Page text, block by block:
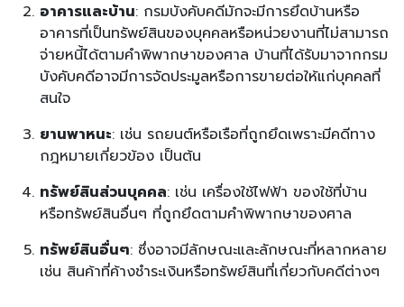
อาคารและบ้าน: กรมบังคับคดีมักจะมีการยึดบ้านหรือ
อาคารที่เป็นทรัพย์สินของบุคคลหรือหน่วยงานที่ไม่สามารถ
จ่ายหนี้ได้ตามคำพิพากษาของศาล บ้านที่ได้รับมาจากกรม
บังคับคดีอาจมีการจัดประมูลหรือการขายต่อให้แก่บุคคลที่
สนใจ
ยานพาหนะ: เช่น รถยนต์หรือเรือที่ถูกยึดเพราะมีคดีทาง
กฎหมายเกี่ยวข้อง เป็นต้น
ทรัพย์สินส่วนบุคคล: เช่น เครื่องใช้ไฟฟ้า ของใช้ที่บ้าน
หรือทรัพย์สินอื่นๆ ที่ถูกยึดตามคำพิพากษาของศาล
ทรัพย์สินอื่นๆ: ซึ่งอาจมีลักษณะและลักษณะที่หลากหลาย
เช่น สินค้าที่ค้างชำระเงินหรือทรัพย์สินที่เกี่ยวกับคดีต่างๆ